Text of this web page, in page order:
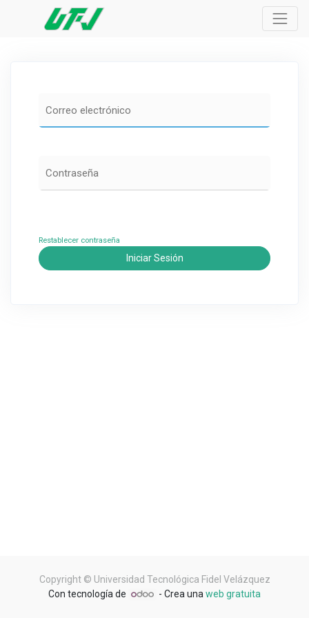
Iniciar Sesión
Restablecer contraseña
Copyright © Universidad Tecnológica Fidel Velázquez
Con tecnología de
- Crea una web gratuita